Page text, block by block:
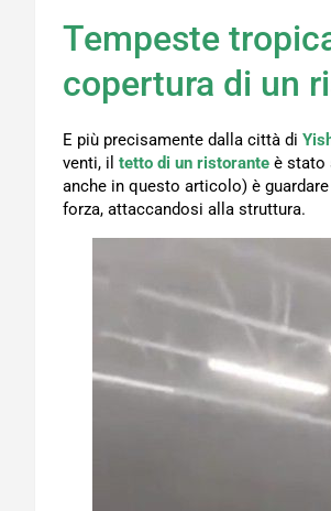
Tempeste
copertura di un
E più precisamente dalla città di
venti, il tetto di un ristorante è stato
anche in questo articolo) è
forza, attaccandosi alla struttura.